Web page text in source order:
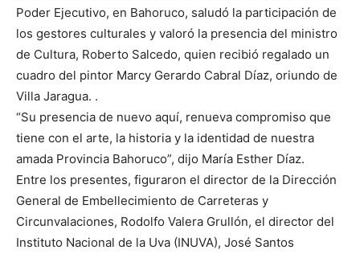
Poder Ejecutivo, en Bahoruco, saludó la participación de
los gestores culturales y valoró la presencia del ministro
de Cultura, Roberto Salcedo, quien recibió regalado un
cuadro del pintor Marcy Gerardo Cabral Díaz, oriundo de
Villa Jaragua. .
“Su presencia de nuevo aquí, renueva compromiso que
tiene con el arte, la historia y la identidad de nuestra
amada Provincia Bahoruco”, dijo María Esther Díaz.
Entre los presentes, figuraron el director de la Dirección
General de Embellecimiento de Carreteras y
Circunvalaciones, Rodolfo Valera Grullón, el director del
Instituto Nacional de la Uva (INUVA), José Santos